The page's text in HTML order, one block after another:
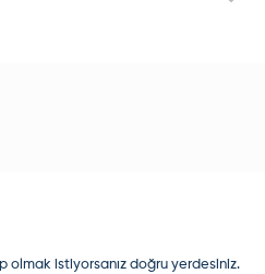
olmak istiyorsanız doğru yerdesiniz.